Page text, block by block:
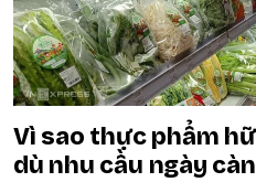
Vì sao thực phẩm
dù nhu cầu ngày